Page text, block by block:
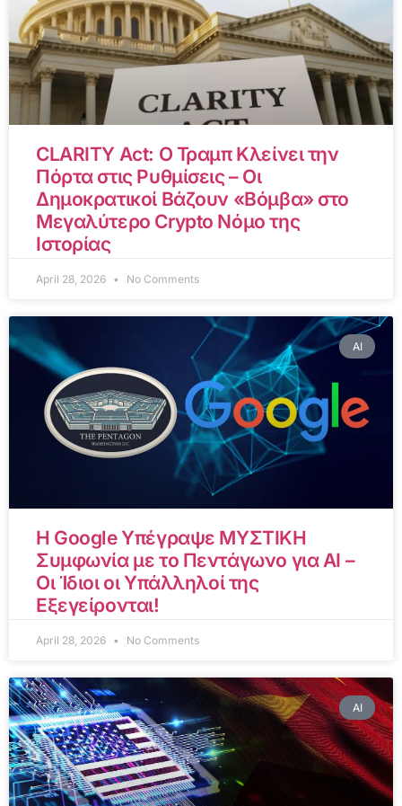
CLARITY Act: Ο Τραμπ Κλείνει την
Πόρτα στις Ρυθμίσεις – Οι
Δημοκρατικοί Βάζουν «Βόμβα» στο
Μεγαλύτερο Crypto Νόμο της
Ιστορίας
April 28, 2026 No Comments
AI
Η Google Υπέγραψε ΜΥΣΤΙΚΗ
Συμφωνία με το Πεντάγωνο για AI –
Οι Ίδιοι οι Υπάλληλοί της
Εξεγείρονται!
April 28, 2026 No Comments
AI